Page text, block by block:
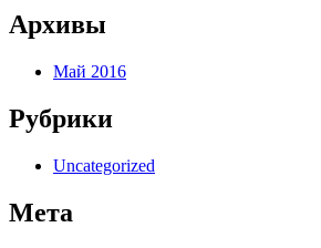
Архивы
Май 2016
Рубрики
Uncategorized
Мета